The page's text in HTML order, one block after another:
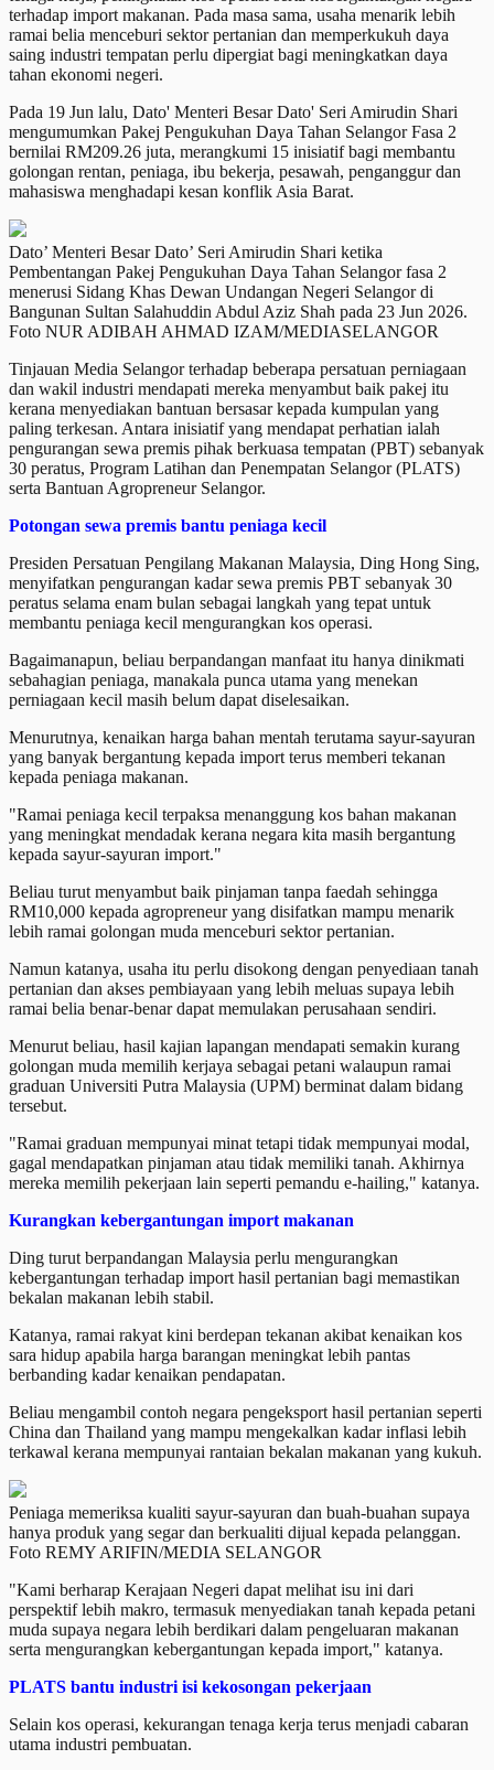
terhadap import makanan. Pada masa sama, usaha menarik lebih
ramai belia menceburi sektor pertanian dan memperkukuh daya
saing industri tempatan perlu dipergiat bagi meningkatkan daya
tahan ekonomi negeri.
Pada 19 Jun lalu, Dato' Menteri Besar Dato' Seri Amirudin Shari
mengumumkan Pakej Pengukuhan Daya Tahan Selangor Fasa 2
bernilai RM209.26 juta, merangkumi 15 inisiatif bagi membantu
golongan rentan, peniaga, ibu bekerja, pesawah, penganggur dan
mahasiswa menghadapi kesan konflik Asia Barat.
Dato’ Menteri Besar Dato’ Seri Amirudin Shari ketika
Pembentangan Pakej Pengukuhan Daya Tahan Selangor fasa 2
menerusi Sidang Khas Dewan Undangan Negeri Selangor di
Bangunan Sultan Salahuddin Abdul Aziz Shah pada 23 Jun 2026.
Foto NUR ADIBAH AHMAD IZAM/MEDIASELANGOR
Tinjauan Media Selangor terhadap beberapa persatuan perniagaan
dan wakil industri mendapati mereka menyambut baik pakej itu
kerana menyediakan bantuan bersasar kepada kumpulan yang
paling terkesan. Antara inisiatif yang mendapat perhatian ialah
pengurangan sewa premis pihak berkuasa tempatan (PBT) sebanyak
30 peratus, Program Latihan dan Penempatan Selangor (PLATS)
serta Bantuan Agropreneur Selangor.
Potongan sewa premis bantu peniaga kecil
Presiden Persatuan Pengilang Makanan Malaysia, Ding Hong Sing,
menyifatkan pengurangan kadar sewa premis PBT sebanyak 30
peratus selama enam bulan sebagai langkah yang tepat untuk
membantu peniaga kecil mengurangkan kos operasi.
Bagaimanapun, beliau berpandangan manfaat itu hanya dinikmati
sebahagian peniaga, manakala punca utama yang menekan
perniagaan kecil masih belum dapat diselesaikan.
Menurutnya, kenaikan harga bahan mentah terutama sayur-sayuran
yang banyak bergantung kepada import terus memberi tekanan
kepada peniaga makanan.
"Ramai peniaga kecil terpaksa menanggung kos bahan makanan
yang meningkat mendadak kerana negara kita masih bergantung
kepada sayur-sayuran import."
Beliau turut menyambut baik pinjaman tanpa faedah sehingga
RM10,000 kepada agropreneur yang disifatkan mampu menarik
lebih ramai golongan muda menceburi sektor pertanian.
Namun katanya, usaha itu perlu disokong dengan penyediaan tanah
pertanian dan akses pembiayaan yang lebih meluas supaya lebih
ramai belia benar-benar dapat memulakan perusahaan sendiri.
Menurut beliau, hasil kajian lapangan mendapati semakin kurang
golongan muda memilih kerjaya sebagai petani walaupun ramai
graduan Universiti Putra Malaysia (UPM) berminat dalam bidang
tersebut.
"Ramai graduan mempunyai minat tetapi tidak mempunyai modal,
gagal mendapatkan pinjaman atau tidak memiliki tanah. Akhirnya
mereka memilih pekerjaan lain seperti pemandu e-hailing," katanya.
Kurangkan kebergantungan import makanan
Ding turut berpandangan Malaysia perlu mengurangkan
kebergantungan terhadap import hasil pertanian bagi memastikan
bekalan makanan lebih stabil.
Katanya, ramai rakyat kini berdepan tekanan akibat kenaikan kos
sara hidup apabila harga barangan meningkat lebih pantas
berbanding kadar kenaikan pendapatan.
Beliau mengambil contoh negara pengeksport hasil pertanian seperti
China dan Thailand yang mampu mengekalkan kadar inflasi lebih
terkawal kerana mempunyai rantaian bekalan makanan yang kukuh.
Peniaga memeriksa kualiti sayur-sayuran dan buah-buahan supaya
hanya produk yang segar dan berkualiti dijual kepada pelanggan.
Foto REMY ARIFIN/MEDIA SELANGOR
"Kami berharap Kerajaan Negeri dapat melihat isu ini dari
perspektif lebih makro, termasuk menyediakan tanah kepada petani
muda supaya negara lebih berdikari dalam pengeluaran makanan
serta mengurangkan kebergantungan kepada import," katanya.
PLATS bantu industri isi kekosongan pekerjaan
Selain kos operasi, kekurangan tenaga kerja terus menjadi cabaran
utama industri pembuatan.